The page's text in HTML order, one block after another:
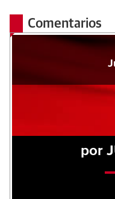
Comentarios
por